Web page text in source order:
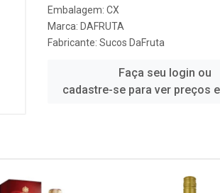
Embalagem: CX
Marca: DAFRUTA
Fabricante: Sucos DaFruta
Faça seu login ou
cadastre-se para ver preços